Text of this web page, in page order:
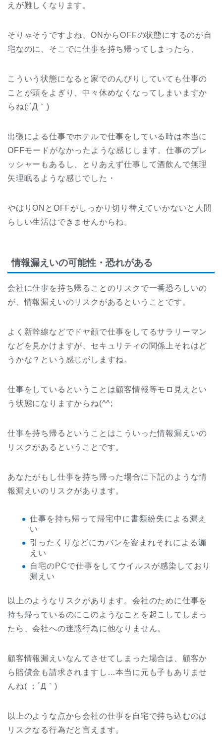
えが難しくなります。
そりゃそうですよね、ONからOFFの状態にするのが自
宅なのに、そこでに仕事を持ち帰ってしまったら、
こういう状態になると家でのんびりしていても仕事の
ことが頭をよぎり、中々休めなくなってしまいますか
らね(;´Д｀)
出張による仕事でホテルで仕事をしている時は本当に
OFFモードがなかったような感じします。仕事のプレ
ッシャーもあるし、とりあえず仕事して酒飲んで無理
矢理眠るような感じでした・
やはりONとOFFがしっかり切り替えていかないと人間
らしい生活はできませんからね。
情報漏えいの可能性・恐れがある
会社に仕事を持ち帰ることのリスクで一番恐ろしいの
が、情報漏えいのリスクがあるということです。
よく新幹線などでドヤ顔で仕事をしてるサラリーマン
などを見かけますが、セキュリティの関係上それはど
うかな？という感じがしますね。
仕事をしているということは顧客情報等モロ見えとい
う状態になりますからね(^^;
仕事を持ち帰るということはこういった情報漏えいの
リスクがあるということです。
あなたがもし仕事を持ち帰った場合に下記のような情
報漏えいのリスクがあります。
仕事を持ち帰って帰宅中に書類紛失による漏え
い
引ったくりなどにカバンを盗まれそれによる漏
えい
自宅のPCで仕事をしてウイルスが感染しており
漏えい
以上のようなリスクがあります。会社のために仕事を
持ち帰っているのにこのようなことを起こしてしまっ
たら、会社への迷惑行為に他なりません。
顧客情報漏えいなんてさせてしまった場合は、顧客か
ら賠償金も請求されますし…本当に元も子もありませ
んね( ；´Д｀)
以上のような点から会社の仕事を自宅で持ち込むのは
リスクなる行為だと言えます。